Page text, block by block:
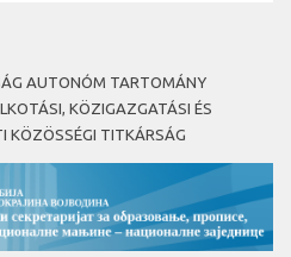
AUTONÓM TARTOMÁNY
KÖZIGAZGATÁSI ÉS
KÖZÖSSÉGI TITKÁRSÁG